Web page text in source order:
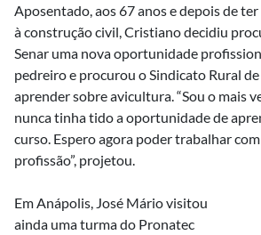
Aposentado, aos 67 anos e depois de
à construção civil, Cristiano decidiu
Senar uma nova oportunidade
pedreiro e procurou o Sindicato Rural
aprender sobre avicultura. “Sou o mais
nunca tinha tido a oportunidade de
curso. Espero agora poder trabalhar
profissão”, projetou.
Em Anápolis, José Mário visitou
ainda uma turma do Pronatec